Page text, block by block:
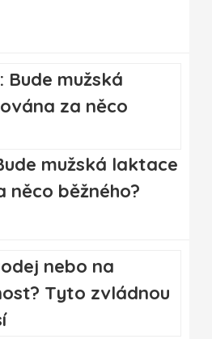
mužská laktace
něco běžného?